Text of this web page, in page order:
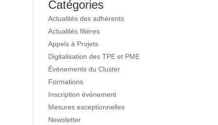
Catégories
Actualités des adhérents
Actualités filières
Appels à Projets
Digitalisation des TPE et PME
Évènements du Cluster
Formations
Inscription événement
Mesures exceptionnelles
Newsletter